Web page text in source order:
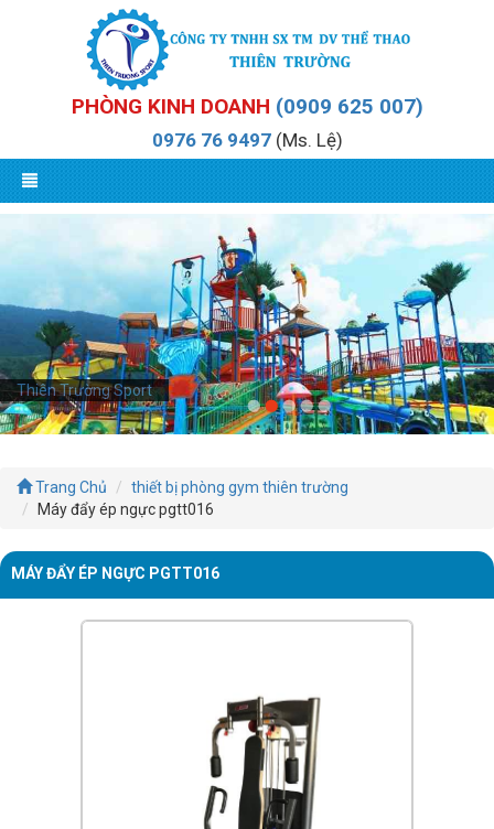
PHÒNG KINH DOANH (0909 625 007)
0976 76 9497(Ms. Lệ)
Thiên Trường Sport
Trang Chủ
thiết bị phòng gym thiên trường
Máy đẩy ép ngực pgtt016
MÁY ĐẨY ÉP NGỰC PGTT016